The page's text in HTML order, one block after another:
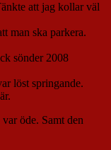
att jag kollar väl
man ska parkera.
sönder 2008
löst springande.
öde. Samt den